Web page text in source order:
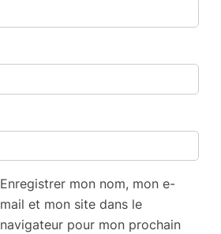
Enregistrer mon nom, mon e-
mail et mon site dans le
navigateur pour mon prochain